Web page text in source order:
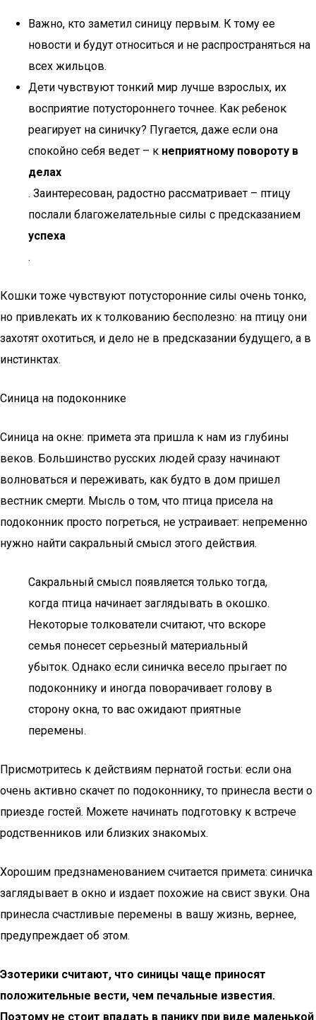
Важно, кто заметил синицу первым. К тому ее
новости и будут относиться и не распространяться на
всех жильцов.
Дети чувствуют тонкий мир лучше взрослых, их
восприятие потустороннего точнее. Как ребенок
реагирует на синичку? Пугается, даже если она
спокойно себя ведет – к неприятному повороту в
делах
. Заинтересован, радостно рассматривает – птицу
послали благожелательные силы с предсказанием
успеха
.
Кошки тоже чувствуют потусторонние силы очень тонко,
но привлекать их к толкованию бесполезно: на птицу они
захотят охотиться, и дело не в предсказании будущего, а в
инстинктах.
Синица на подоконнике
Синица на окне: примета эта пришла к нам из глубины
веков. Большинство русских людей сразу начинают
волноваться и переживать, как будто в дом пришел
вестник смерти. Мысль о том, что птица присела на
подоконник просто погреться, не устраивает: непременно
нужно найти сакральный смысл этого действия.
Сакральный смысл появляется только тогда,
когда птица начинает заглядывать в окошко.
Некоторые толкователи считают, что вскоре
семья понесет серьезный материальный
убыток. Однако если синичка весело прыгает по
подоконнику и иногда поворачивает голову в
сторону окна, то вас ожидают приятные
перемены.
Присмотритесь к действиям пернатой гостьи: если она
очень активно скачет по подоконнику, то принесла вести о
приезде гостей. Можете начинать подготовку к встрече
родственников или близких знакомых.
Хорошим предзнаменованием считается примета: синичка
заглядывает в окно и издает похожие на свист звуки. Она
принесла счастливые перемены в вашу жизнь, вернее,
предупреждает об этом.
Эзотерики считают, что синицы чаще приносят
положительные вести, чем печальные известия.
Поэтому не стоит впадать в панику при виде маленькой